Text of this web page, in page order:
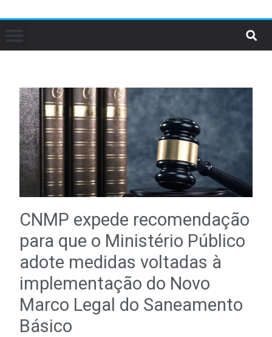
CNMP expede recomendação
para que o Ministério Público
adote medidas voltadas à
implementação do Novo
Marco Legal do Saneamento
Básico